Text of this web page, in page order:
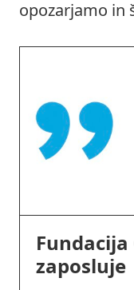
opozarjamo in
zaposluje